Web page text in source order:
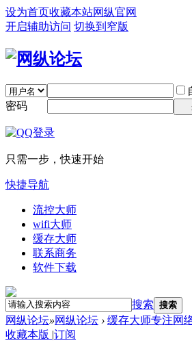
设为首页收藏本站网纵官网
开启辅助访问 切换到窄版
密码
只需一步，快速开始
快捷导航
流控大师
wifi大师
缓存大师
联系商务
软件下载
搜索 搜索
网纵论坛»网纵论坛 › 缓存大师专注网
收藏本版 |订阅